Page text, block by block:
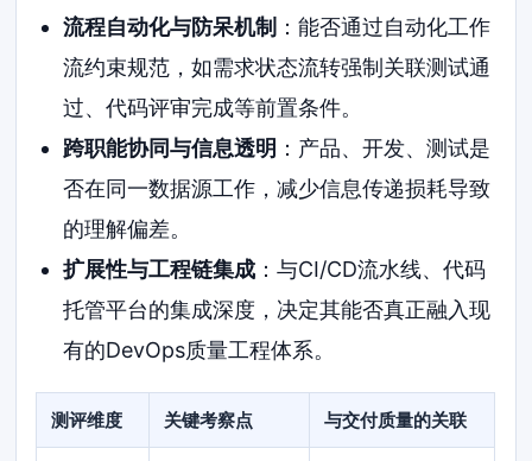
流程自动化与防呆机制 ：能否通过自动化工作
流约束规范，如需求状态流转强制关联测试通
过、代码评审完成等前置条件。
跨职能协同与信息透明 ：产品、开发、测试是
否在同一数据源工作，减少信息传递损耗导致
的理解偏差。
扩展性与工程链集成：与CI/CD流水线、代码
托管平台的集成深度，决定其能否真正融入现
有的DevOps质量工程体系。
测评维度 关键考察点 与交付质量的关联